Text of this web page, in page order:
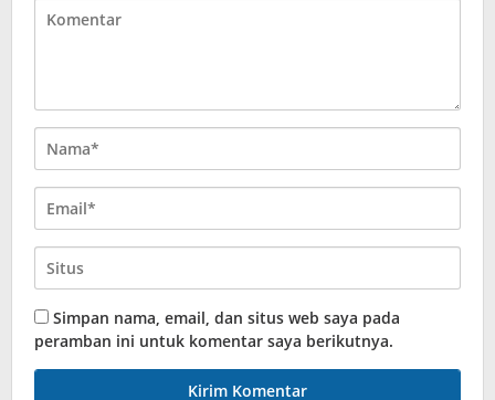
Simpan nama, email, dan situs web saya pada
peramban ini untuk komentar saya berikutnya.